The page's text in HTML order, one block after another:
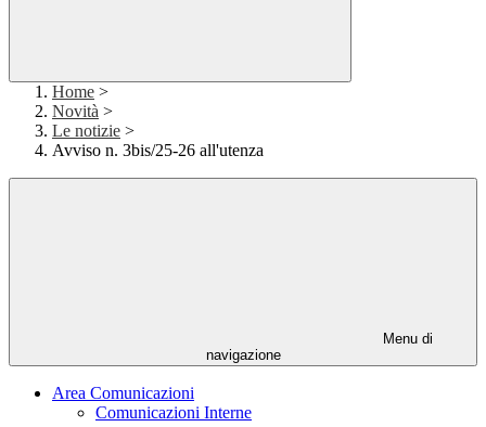
Home >
Novità >
Le notizie >
Avviso n. 3bis/25-26 all'utenza
Menu di
navigazione
Area Comunicazioni
Comunicazioni Interne